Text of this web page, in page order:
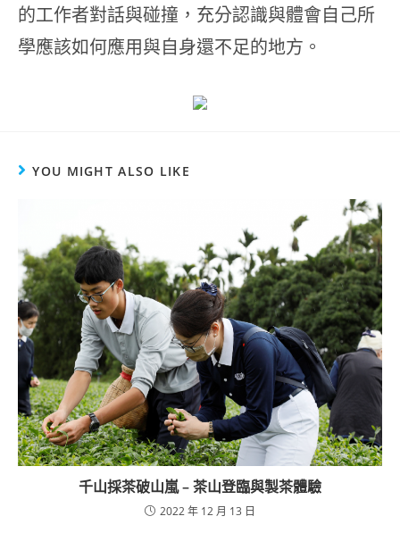
的工作者對話與碰撞，充分認識與體會自己所
學應該如何應用與自身還不足的地方。
YOU MIGHT ALSO LIKE
千山採茶破山嵐 – 茶山登臨與製茶體驗
2022 年 12 月 13 日